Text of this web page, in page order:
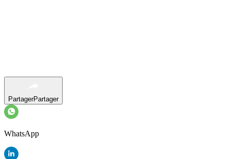
PartagerPartager
WhatsApp